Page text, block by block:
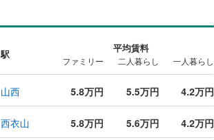
駅 平均賃料
ファミリー 二人暮らし 一人暮らし
山西 5.8万円 5.5万円 4.2万円
西衣山 5.8万円 5.6万円 4.2万円